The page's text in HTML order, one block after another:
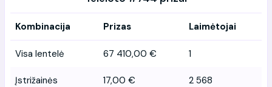
Kombinacija Prizas Laimėtojai
Visa lentelė 67 410,00 € 1
Įstrižainės 17,00 € 2 568